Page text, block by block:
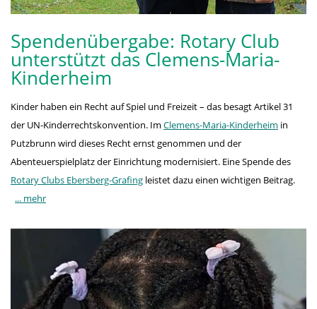
Spendenübergabe: Rotary Club
unterstützt das Clemens-Maria-
Kinderheim
Kinder haben ein Recht auf Spiel und Freizeit – das besagt Artikel 31
der UN-Kinderrechtskonvention. Im Clemens-Maria-Kinderheim in
Putzbrunn wird dieses Recht ernst genommen und der
Abenteuerspielplatz der Einrichtung modernisiert. Eine Spende des
Rotary Clubs Ebersberg-Grafing leistet dazu einen wichtigen Beitrag.
... mehr